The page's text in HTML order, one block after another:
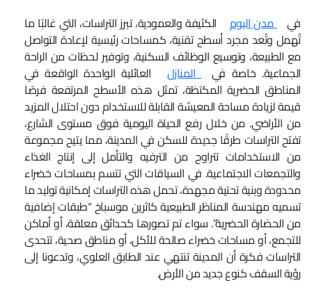
في مدن اليوم
الكثيفة والعمودية، تبرز التراسات، التي غالبًا ما
تُهمل وتُعد مجرد أسطح تقنية، كمساحات رئيسية لإعادة التواصل
مع الطبيعة، وتوسيع الوظائف السكنية، وتوفير لحظات من الراحة
الجماعية. خاصة في المنازل
العائلية الواحدة الواقعة في
المناطق الحضرية المكتظة، تمثل هذه الأسطح المرتفعة فرصًا
قيمة لزيادة مساحة المعيشة القابلة للاستخدام دون احتلال المزيد
من الأراضي. من خلال رفع الحياة اليومية فوق مستوى الشارع،
تفتح التراسات طرقًا جديدة للسكن في المدينة، مما يتيح مجموعة
من الاستخدامات تتراوح من الترفيه والتأمل إلى إنتاج الغذاء
والتجمعات الاجتماعية. في السياقات التي تتسم بمساحات خضراء
محدودة وبنية تحتية مجهدة، تحمل هذه التراسات إمكانية توليد ما
تسميه مهندسة المناظر الطبيعية كاثرين موسباخ “طبقات إضافية
من الحضارة الحضرية”. سواء تم تصورها كحدائق معلقة، أو أماكن
للتجمع، أو مساحات خضراء صالحة للأكل، أو مناطق صحية، تتحدى
التراسات فكرة أن المدينة تنتهي عند الطابق العلوي، وتدعونا إلى
رؤية السقف كنوع جديد من الأرض.